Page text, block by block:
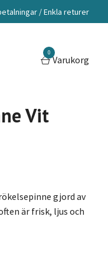
/ Enkla returer
0
Varukorg
Vit
gjord av
är frisk, ljus och